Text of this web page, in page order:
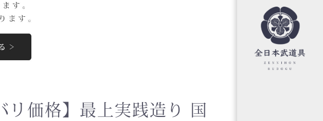
リ価格】最上実践造り 国
トへ進む